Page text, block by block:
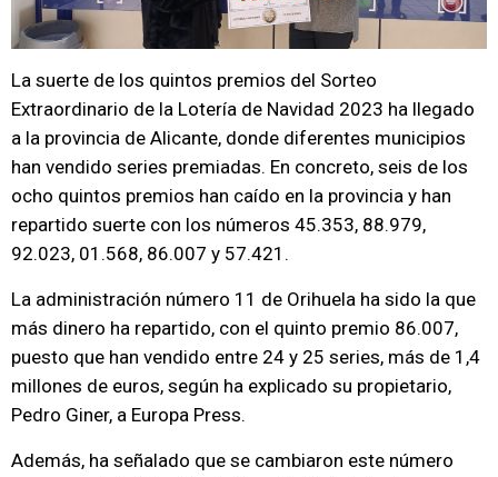
La suerte de los quintos premios del Sorteo
Extraordinario de la Lotería de Navidad 2023 ha llegado
a la provincia de Alicante, donde diferentes municipios
han vendido series premiadas. En concreto, seis de los
ocho quintos premios han caído en la provincia y han
repartido suerte con los números 45.353, 88.979,
92.023, 01.568, 86.007 y 57.421.
La administración número 11 de Orihuela ha sido la que
más dinero ha repartido, con el quinto premio 86.007,
puesto que han vendido entre 24 y 25 series, más de 1,4
millones de euros, según ha explicado su propietario,
Pedro Giner, a Europa Press.
Además, ha señalado que se cambiaron este número